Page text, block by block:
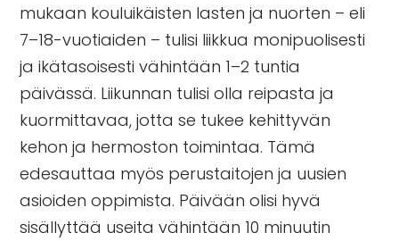
mukaan kouluikäisten lasten ja nuorten – eli
7–18-vuotiaiden – tulisi liikkua monipuolisesti
ja ikätasoisesti vähintään 1–2 tuntia
päivässä. Liikunnan tulisi olla reipasta ja
kuormittavaa, jotta se tukee kehittyvän
kehon ja hermoston toimintaa. Tämä
edesauttaa myös perustaitojen ja uusien
asioiden oppimista. Päivään olisi hyvä
sisällyttää useita vähintään 10 minuutin